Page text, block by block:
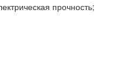
прочность;